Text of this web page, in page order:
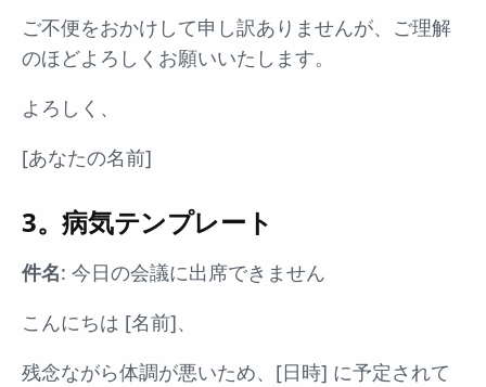
ご不便をおかけして申し訳ありませんが、ご理解
のほどよろしくお願いいたします。
よろしく、
[あなたの名前]
3。病気テンプレート
件名: 今日の会議に出席できません
こんにちは [名前]、
残念ながら体調が悪いため、[日時] に予定されて